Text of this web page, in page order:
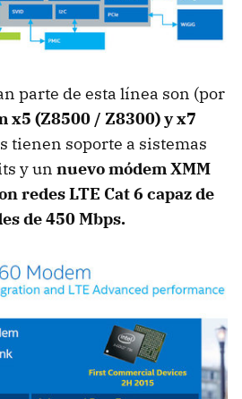
parte de esta línea son (por
x5 (Z8500 / Z8300) y x7
tienen soporte a sistemas
y un nuevo módem XMM
redes LTE Cat 6 capaz de
de 450 Mbps.